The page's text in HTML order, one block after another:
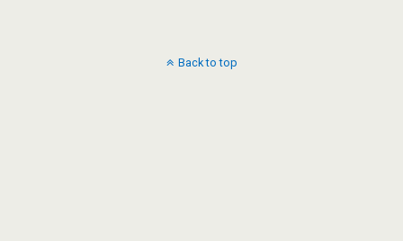
Back to top